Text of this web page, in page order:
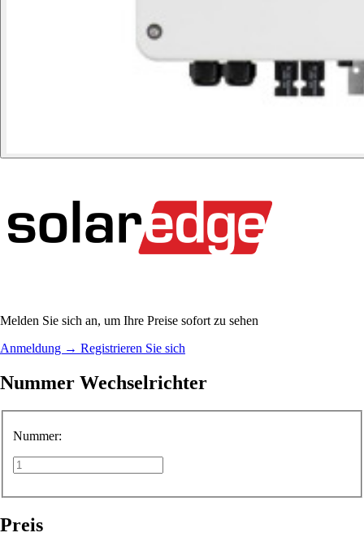
Melden Sie sich an, um Ihre Preise sofort zu sehen
Anmeldung → Registrieren Sie sich
Nummer Wechselrichter
Nummer:
Preis